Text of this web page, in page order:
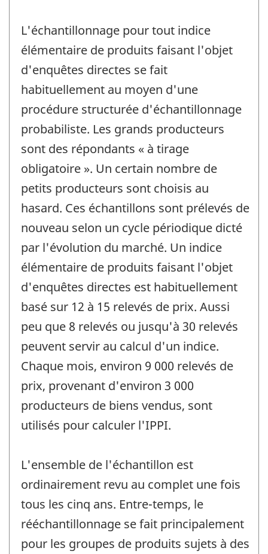
L'échantillonnage pour tout indice
élémentaire de produits faisant l'objet
d'enquêtes directes se fait
habituellement au moyen d'une
procédure structurée d'échantillonnage
probabiliste. Les grands producteurs
sont des répondants « à tirage
obligatoire ». Un certain nombre de
petits producteurs sont choisis au
hasard. Ces échantillons sont prélevés de
nouveau selon un cycle périodique dicté
par l'évolution du marché. Un indice
élémentaire de produits faisant l'objet
d'enquêtes directes est habituellement
basé sur 12 à 15 relevés de prix. Aussi
peu que 8 relevés ou jusqu'à 30 relevés
peuvent servir au calcul d'un indice.
Chaque mois, environ 9 000 relevés de
prix, provenant d'environ 3 000
producteurs de biens vendus, sont
utilisés pour calculer l'IPPI.
L'ensemble de l'échantillon est
ordinairement revu au complet une fois
tous les cinq ans. Entre-temps, le
rééchantillonnage se fait principalement
pour les groupes de produits sujets à des